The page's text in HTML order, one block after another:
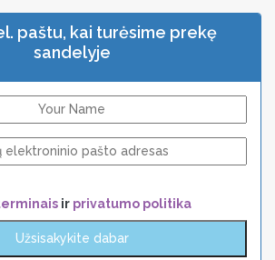
paštu, kai turėsime prekę
sandelyje
ir privatumo politika